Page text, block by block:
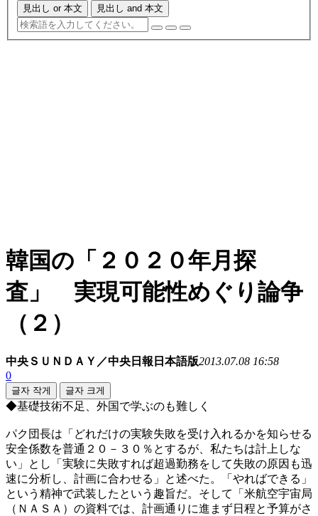
見出し or 本文 見出し and 本文
韓国の「２０２０年月探
査」 実現可能性めぐり論争
（２）
中央ＳＵＮＤＡＹ／中央日報日本語版2013.07.08 16:58
0
글자 작게 글자 크게
◆基礎技術不足、外国で学ぶのも難しく
パク団長は「どれだけの実験失敗を受け入れるかを知らせる
安全係数を普通２０－３０％とするが、私たちは計上しな
い」とし「実験に失敗すれば超過勤務をして失敗の原因も迅
速に分析し、計画に合わせる」と述べた。「やればできる」
という精神で武装したという趣旨だ。そして「米航空宇宙局
（ＮＡＳＡ）の資料では、計画通りに進まず日程と予算がさ